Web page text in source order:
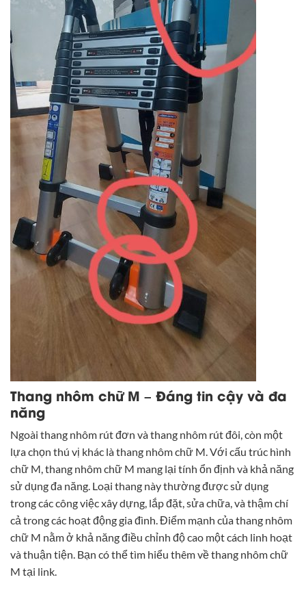
Thang nhôm chữ M – Đáng tin cậy và đa
năng
Ngoài thang nhôm rút đơn và thang nhôm rút đôi, còn một
lựa chọn thú vị khác là thang nhôm chữ M. Với cấu trúc hình
chữ M, thang nhôm chữ M mang lại tính ổn định và khả năng
sử dụng đa năng. Loại thang này thường được sử dụng
trong các công việc xây dựng, lắp đặt, sửa chữa, và thậm chí
cả trong các hoạt động gia đình. Điểm mạnh của thang nhôm
chữ M nằm ở khả năng điều chỉnh độ cao một cách linh hoạt
và thuận tiện. Bạn có thể tìm hiểu thêm về thang nhôm chữ
M tại link.